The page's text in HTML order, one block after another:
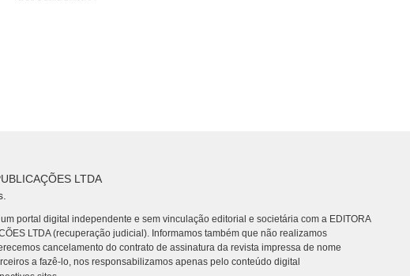
LTDA
um portal digital independente e sem vinculação editorial e societária com a EDITORA
LTDA (recuperação judicial). Informamos também que não realizamos
cancelamento do contrato de assinatura da revista impressa de nome
a fazê-lo, nos responsabilizamos apenas pelo conteúdo digital